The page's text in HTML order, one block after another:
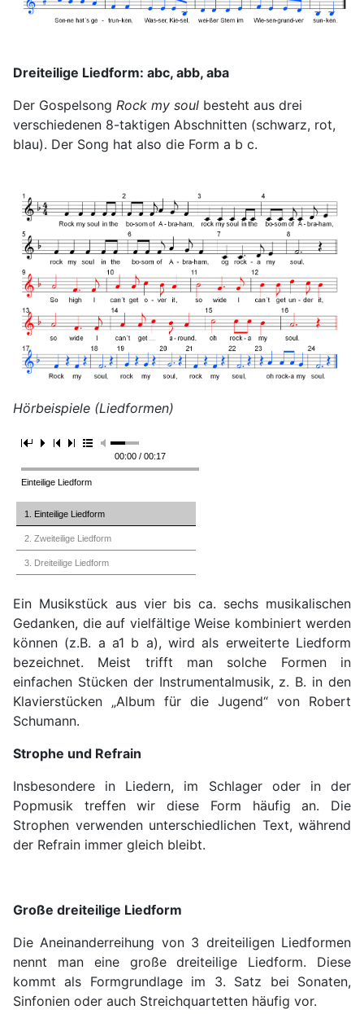
Dreiteilige Liedform: abc, abb, aba
Der Gospelsong Rock my soul besteht aus drei
verschiedenen 8-taktigen Abschnitten (schwarz, rot,
blau). Der Song hat also die Form a b c.
Hörbeispiele (Liedformen)
00:00 / 00:17
Einteilige Liedform
1. Einteilige Liedform
2. Zweiteilige Liedform
3. Dreiteilige Liedform
Erweiterte Liedform
Ein Musikstück aus vier bis ca. sechs musikalischen
Gedanken, die auf vielfältige Weise kombiniert werden
können (z.B. a a1 b a), wird als erweiterte Liedform
bezeichnet. Meist trifft man solche Formen in
einfachen Stücken der Instrumen­talmusik, z. B. in den
Klavierstücken „Album für die Jugend“ von Robert
Schumann.
Strophe und Refrain
Insbesondere in Liedern, im Schlager oder in der
Popmusik treffen wir diese Form häufig an. Die
Strophen verwenden unterschiedlichen Text, während
der Refrain immer gleich bleibt.
Große dreiteilige Liedform
Die Aneinanderreihung von 3 dreiteiligen Liedformen
nennt man eine große dreiteilige Liedform. Diese
kommt als Formgrundlage im 3. Satz bei Sonaten,
Sinfonien oder auch Streichquartetten häufig vor.